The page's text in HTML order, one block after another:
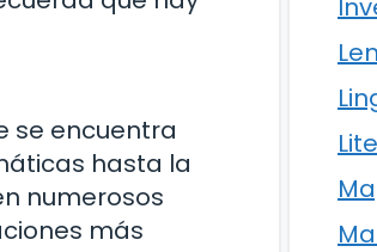
se encuentra
hasta la
numerosos
más